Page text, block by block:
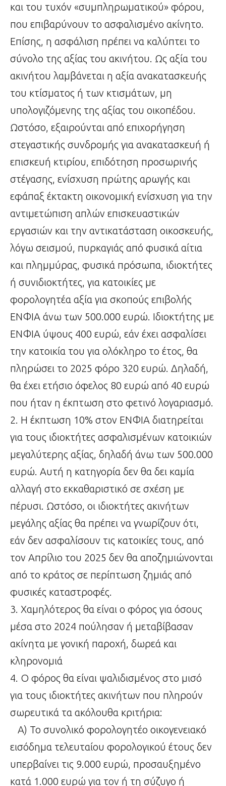
και του τυχόν «συμπληρωματικού» φόρου,
που επιβαρύνουν το ασφαλισμένο ακίνητο.
Επίσης, η ασφάλιση πρέπει να καλύπτει το
σύνολο της αξίας του ακινήτου. Ως αξία του
ακινήτου λαμβάνεται η αξία ανακατασκευής
του κτίσματος ή των κτισμάτων, μη
υπολογιζόμενης της αξίας του οικοπέδου.
Ωστόσο, εξαιρούνται από επιχορήγηση
στεγαστικής συνδρομής για ανακατασκευή ή
επισκευή κτιρίου, επιδότηση προσωρινής
στέγασης, ενίσχυση πρώτης αρωγής και
εφάπαξ έκτακτη οικονομική ενίσχυση για την
αντιμετώπιση απλών επισκευαστικών
εργασιών και την αντικατάσταση οικοσκευής,
λόγω σεισμού, πυρκαγιάς από φυσικά αίτια
και πλημμύρας, φυσικά πρόσωπα, ιδιοκτήτες
ή συνιδιοκτήτες, για κατοικίες με
φορολογητέα αξία για σκοπούς επιβολής
ΕΝΦΙΑ άνω των 500.000 ευρώ. Ιδιοκτήτης με
ΕΝΦΙΑ ύψους 400 ευρώ, εάν έχει ασφαλίσει
την κατοικία του για ολόκληρο το έτος, θα
πληρώσει το 2025 φόρο 320 ευρώ. Δηλαδή,
θα έχει ετήσιο όφελος 80 ευρώ από 40 ευρώ
που ήταν η έκπτωση στο φετινό λογαριασμό.
2. Η έκπτωση 10% στον ΕΝΦΙΑ διατηρείται
για τους ιδιοκτήτες ασφαλισμένων κατοικιών
μεγαλύτερης αξίας, δηλαδή άνω των 500.000
ευρώ. Αυτή η κατηγορία δεν θα δει καμία
αλλαγή στο εκκαθαριστικό σε σχέση με
πέρυσι. Ωστόσο, οι ιδιοκτήτες ακινήτων
μεγάλης αξίας θα πρέπει να γνωρίζουν ότι,
εάν δεν ασφαλίσουν τις κατοικίες τους, από
τον Απρίλιο του 2025 δεν θα αποζημιώνονται
από το κράτος σε περίπτωση ζημιάς από
φυσικές καταστροφές.
3. Χαμηλότερος θα είναι ο φόρος για όσους
μέσα στο 2024 πούλησαν ή μεταβίβασαν
ακίνητα με γονική παροχή, δωρεά και
κληρονομιά
4. Ο φόρος θα είναι ψαλιδισμένος στο μισό
για τους ιδιοκτήτες ακινήτων που πληρούν
σωρευτικά τα ακόλουθα κριτήρια:
Α) Το συνολικό φορολογητέο οικογενειακό
εισόδημα τελευταίου φορολογικού έτους δεν
υπερβαίνει τις 9.000 ευρώ, προσαυξημένο
κατά 1.000 ευρώ για τον ή τη σύζυγο ή